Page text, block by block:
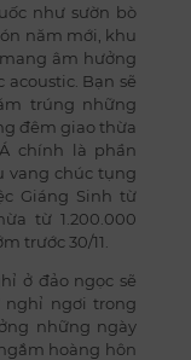
như sườn bò
năm mới, khu
âm hưởng
Bạn sẽ
trúng những
đêm giao thừa
chính là phần
vang chúc tụng
Giáng Sinh từ
từ 1.200.000
trước 30/11.
ở đảo ngọc sẽ
nghỉ ngơi trong
những ngày
hoàng hôn